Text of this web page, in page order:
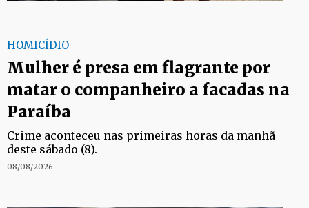
HOMICÍDIO
Mulher é presa em flagrante por
matar o companheiro a facadas na
Paraíba
Crime aconteceu nas primeiras horas da manhã
deste sábado (8).
08/08/2026